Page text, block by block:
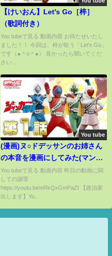
【けいおん】Let's Go［梓］
（歌詞付き）
You tubeで見る 動画内容 お待たせいたし
ました！！ 今回は、梓が歌う「Let's Go」
です（●＾o＾●） 良かったら聞いてくだ
さい...
You tube
(漫画)ヌ○ドデッサンのお姉さん
の本音を漫画にしてみた(マンガ
で分かる)
You tubeで見る 動画内容 昨日の動画に関
しての謝罪
https://youtu.be/eRkQxGmPaZI 【政治家
出します】Yo...